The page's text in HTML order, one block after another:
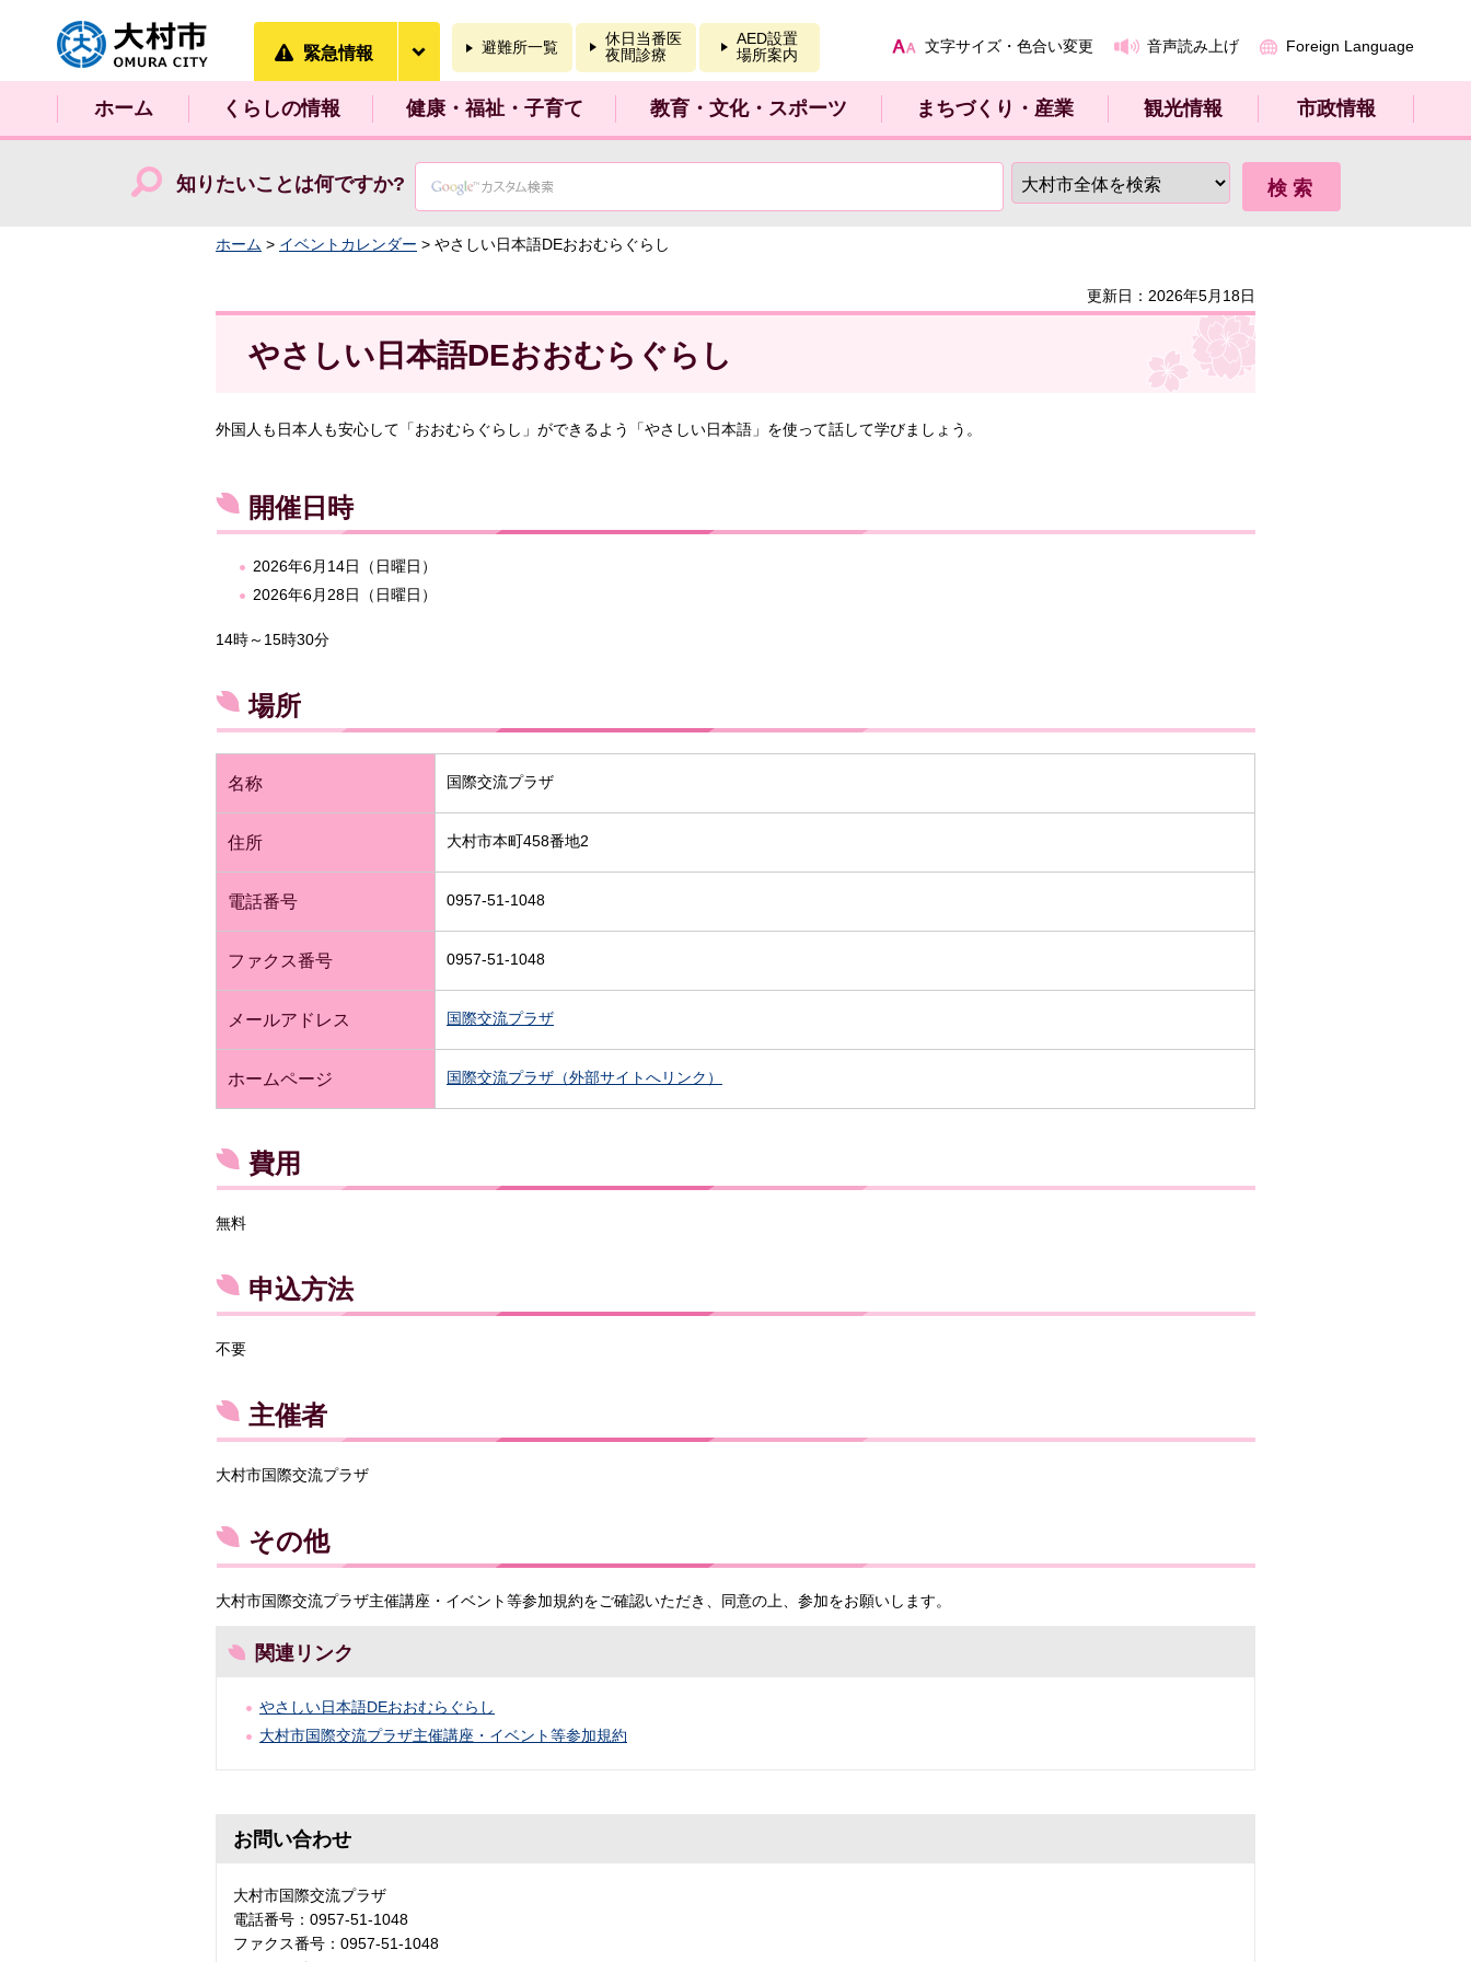
大村市
緊急情報 避難所一覧
休日当番医
夜間診療
AED設置
場所案内
文字サイズ・色合い変更 音声読み上げ Foreign Language
ホーム くらしの情報 健康・福祉・子育て 教育・文化・スポーツ まちづくり・産業 観光情報 市政情報
知りたいことは何ですか?
ホーム > イベントカレンダー > やさしい日本語DEおおむらぐらし
更新日：2026年5月18日
やさしい日本語DEおおむらぐらし
外国人も日本人も安心して「おおむらぐらし」ができるよう「やさしい日本語」を使って話して学びましょう。
開催日時
2026年6月14日（日曜日）
2026年6月28日（日曜日）
14時～15時30分
場所
名称 国際交流プラザ
住所 大村市本町458番地2
電話番号 0957-51-1048
ファクス番号 0957-51-1048
メールアドレス 国際交流プラザ
ホームページ 国際交流プラザ（外部サイトへリンク）
費用
無料
申込方法
不要
主催者
大村市国際交流プラザ
その他
大村市国際交流プラザ主催講座・イベント等参加規約をご確認いただき、同意の上、参加をお願いします。
関連リンク
やさしい日本語DEおおむらぐらし
大村市国際交流プラザ主催講座・イベント等参加規約
お問い合わせ
大村市国際交流プラザ
電話番号：0957-51-1048
ファクス番号：0957-51-1048